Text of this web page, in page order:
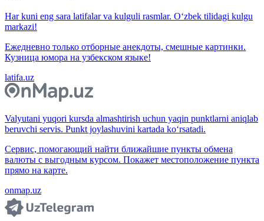
Har kuni eng sara latifalar va kulguli rasmlar. O‘zbek tilidagi kulgu
markazi!
Ежедневно только отборные анекдоты, смешные картинки.
Кузница юмора на узбекском языке!
latifa.uz
Valyutani yuqori kursda almashtirish uchun yaqin punktlarni aniqlab
beruvchi servis. Punkt joylashuvini kartada ko‘rsatadi.
Сервис, помогающий найти ближайшие пункты обмена
валюты с выгодным курсом. Покажет местоположение пункта
прямо на карте.
onmap.uz